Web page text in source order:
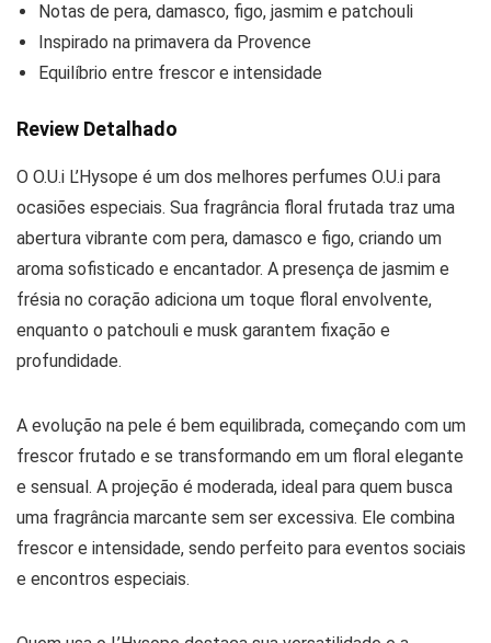
Notas de pera, damasco, figo, jasmim e patchouli
Inspirado na primavera da Provence
Equilíbrio entre frescor e intensidade
Review Detalhado
O O.U.i L’Hysope é um dos melhores perfumes O.U.i para
ocasiões especiais. Sua fragrância floral frutada traz uma
abertura vibrante com pera, damasco e figo, criando um
aroma sofisticado e encantador. A presença de jasmim e
frésia no coração adiciona um toque floral envolvente,
enquanto o patchouli e musk garantem fixação e
profundidade.
A evolução na pele é bem equilibrada, começando com um
frescor frutado e se transformando em um floral elegante
e sensual. A projeção é moderada, ideal para quem busca
uma fragrância marcante sem ser excessiva. Ele combina
frescor e intensidade, sendo perfeito para eventos sociais
e encontros especiais.